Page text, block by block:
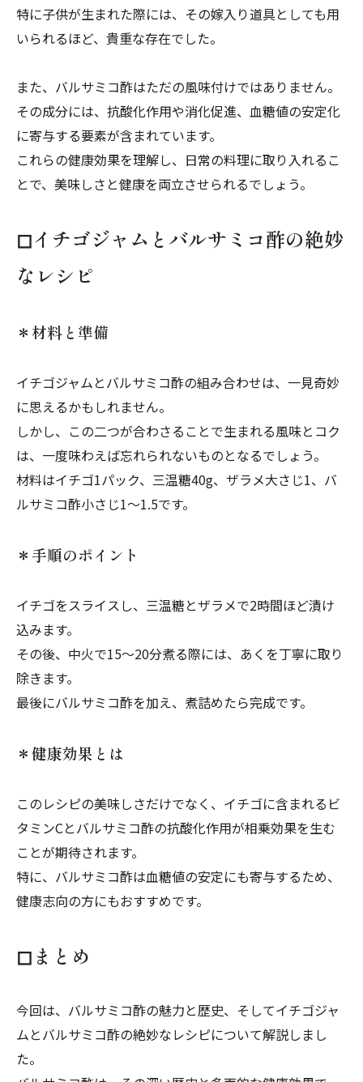
特に子供が生まれた際には、その嫁入り道具としても用
いられるほど、貴重な存在でした。
また、バルサミコ酢はただの風味付けではありません。
その成分には、抗酸化作用や消化促進、血糖値の安定化
に寄与する要素が含まれています。
これらの健康効果を理解し、日常の料理に取り入れるこ
とで、美味しさと健康を両立させられるでしょう。
◻︎イチゴジャムとバルサミコ酢の絶妙
なレシピ
＊材料と準備
イチゴジャムとバルサミコ酢の組み合わせは、一見奇妙
に思えるかもしれません。
しかし、この二つが合わさることで生まれる風味とコク
は、一度味わえば忘れられないものとなるでしょう。
材料はイチゴ1パック、三温糖40g、ザラメ大さじ1、バ
ルサミコ酢小さじ1〜1.5です。
＊手順のポイント
イチゴをスライスし、三温糖とザラメで2時間ほど漬け
込みます。
その後、中火で15〜20分煮る際には、あくを丁寧に取り
除きます。
最後にバルサミコ酢を加え、煮詰めたら完成です。
＊健康効果とは
このレシピの美味しさだけでなく、イチゴに含まれるビ
タミンCとバルサミコ酢の抗酸化作用が相乗効果を生む
ことが期待されます。
特に、バルサミコ酢は血糖値の安定にも寄与するため、
健康志向の方にもおすすめです。
◻︎まとめ
今回は、バルサミコ酢の魅力と歴史、そしてイチゴジャ
ムとバルサミコ酢の絶妙なレシピについて解説しまし
た。